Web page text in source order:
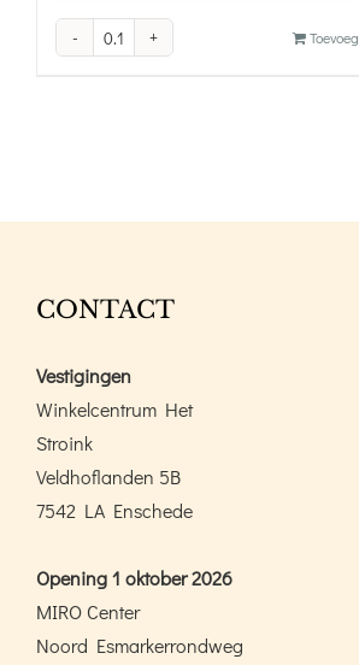
Twentse
CONTACT
Vestigingen
Winkelcentrum Het
Stroink
Veldhoflanden 5B
7542 LA Enschede
Opening 1 oktober 2026
MIRO Center
Noord Esmarkerrondweg